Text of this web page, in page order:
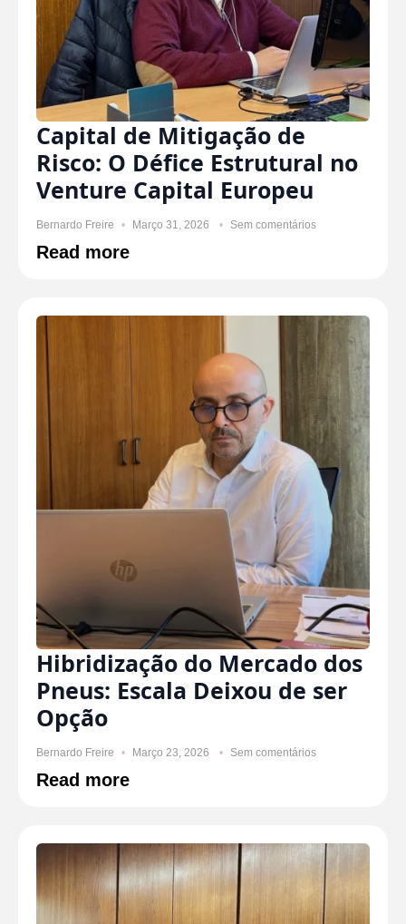
Capital de Mitigação de
Risco: O Défice Estrutural no
Venture Capital Europeu
Bernardo Freire Março 31, 2026 Sem comentários
Read more
Hibridização do Mercado dos
Pneus: Escala Deixou de ser
Opção
Bernardo Freire Março 23, 2026 Sem comentários
Read more